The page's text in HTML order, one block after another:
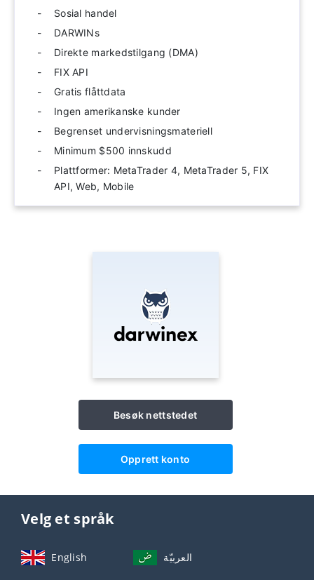
Sosial handel
DARWINs
Direkte markedstilgang (DMA)
FIX API
Gratis flåttdata
Ingen amerikanske kunder
Begrenset undervisningsmateriell
Minimum $500 innskudd
Plattformer: MetaTrader 4, MetaTrader 5, FIX
API, Web, Mobile
Besøk nettstedet
Opprett konto
Velg et språk
English العربيّة